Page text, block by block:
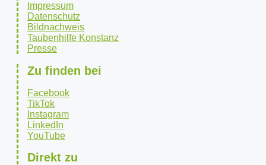
Impressum
Datenschutz
Bildnachweis
Taubenhilfe Konstanz
Presse
Zu finden bei
Facebook
TikTok
Instagram
LinkedIn
YouTube
Direkt zu